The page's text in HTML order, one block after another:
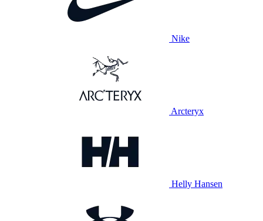
Nike
Arcteryx
Helly Hansen